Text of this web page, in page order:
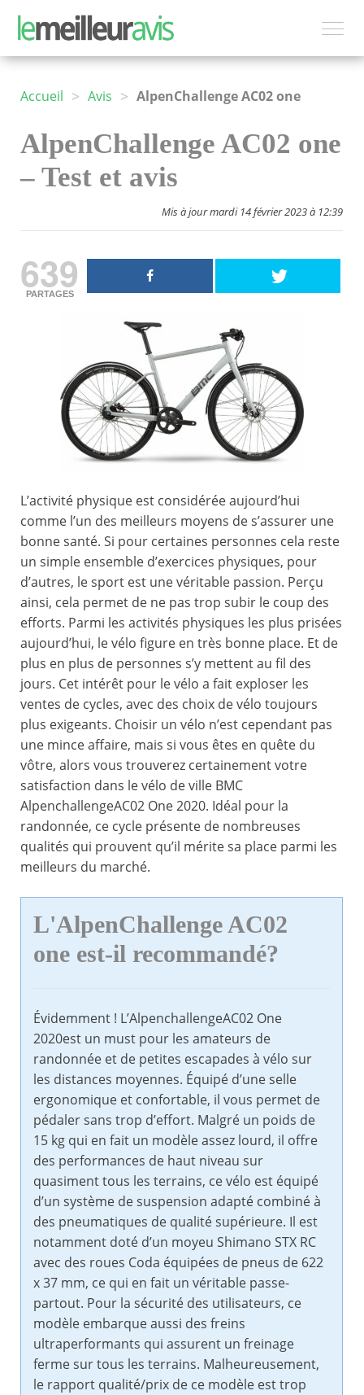
Accueil > Avis > AlpenChallenge AC02 one
AlpenChallenge AC02 one
– Test et avis
Mis à jour mardi 14 février 2023 à 12:39
639
PARTAGES
L’activité physique est considérée aujourd’hui
comme l’un des meilleurs moyens de s’assurer une
bonne santé. Si pour certaines personnes cela reste
un simple ensemble d’exercices physiques, pour
d’autres, le sport est une véritable passion. Perçu
ainsi, cela permet de ne pas trop subir le coup des
efforts. Parmi les activités physiques les plus prisées
aujourd’hui, le vélo figure en très bonne place. Et de
plus en plus de personnes s’y mettent au fil des
jours. Cet intérêt pour le vélo a fait exploser les
ventes de cycles, avec des choix de vélo toujours
plus exigeants. Choisir un vélo n’est cependant pas
une mince affaire, mais si vous êtes en quête du
vôtre, alors vous trouverez certainement votre
satisfaction dans le vélo de ville BMC
AlpenchallengeAC02 One 2020. Idéal pour la
randonnée, ce cycle présente de nombreuses
qualités qui prouvent qu’il mérite sa place parmi les
meilleurs du marché.
L'AlpenChallenge AC02
one est-il recommandé?
Évidemment ! L’AlpenchallengeAC02 One
2020est un must pour les amateurs de
randonnée et de petites escapades à vélo sur
les distances moyennes. Équipé d’une selle
ergonomique et confortable, il vous permet de
pédaler sans trop d’effort. Malgré un poids de
15 kg qui en fait un modèle assez lourd, il offre
des performances de haut niveau sur
quasiment tous les terrains, ce vélo est équipé
d’un système de suspension adapté combiné à
des pneumatiques de qualité supérieure. Il est
notamment doté d’un moyeu Shimano STX RC
avec des roues Coda équipées de pneus de 622
x 37 mm, ce qui en fait un véritable passe-
partout. Pour la sécurité des utilisateurs, ce
modèle embarque aussi des freins
ultraperformants qui assurent un freinage
ferme sur tous les terrains. Malheureusement,
le rapport qualité/prix de ce modèle est trop